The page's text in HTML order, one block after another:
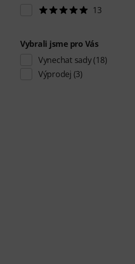
13
Vybrali jsme pro Vás
Vynechat sady(18)
Výprodej (3)